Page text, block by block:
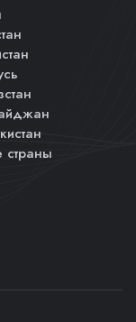
страны